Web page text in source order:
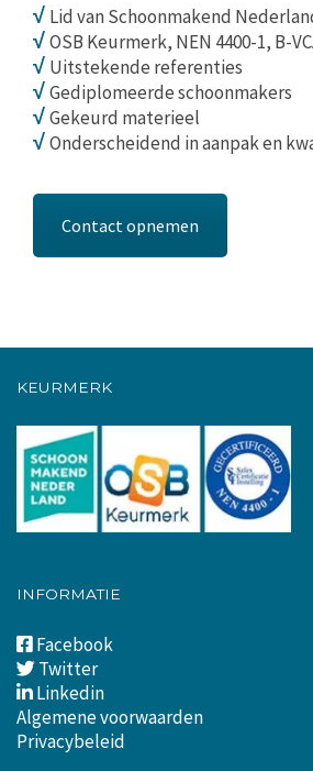
√ Lid van Schoonmakend
√OSB Keurmerk, NEN 4400-1, B-
√ Uitstekende referenties
√Gediplomeerde schoonmakers
√Gekeurd materieel
√Onderscheidend in aanpak en
Contact opnemen
KEURMERK
INFORMATIE
Facebook
Twitter
Linkedin
Algemene voorwaarden
Privacybeleid